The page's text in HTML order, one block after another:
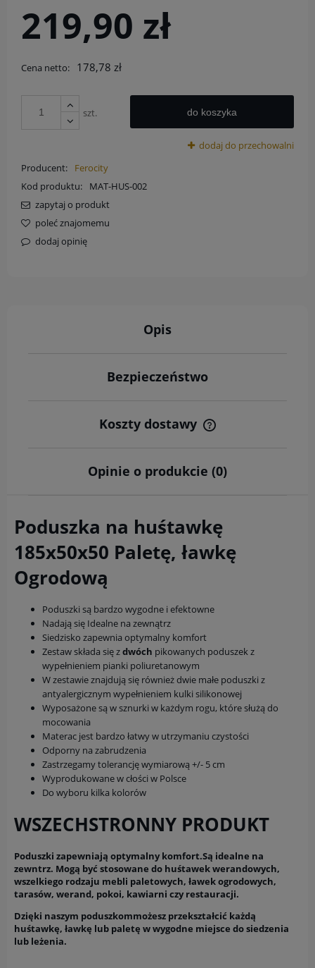
219,90 zł
Cena netto: 178,78 zł
szt. do koszyka
dodaj do przechowalni
Producent:
Ferocity
Kod produktu:
MAT-HUS-002
zapytaj o produkt
poleć znajomemu
dodaj opinię
Opis
Bezpieczeństwo
Koszty dostawy
Cena nie zawiera ewentualnych kosztów płatności
Opinie o produkcie (0)
Poduszka na huśtawkę
185x50x50 Paletę, ławkę
Ogrodową
Poduszki są bardzo wygodne i efektowne
Nadają się Idealne na zewnątrz
Siedzisko zapewnia optymalny komfort
Zestaw składa się zdwóch pikowanych poduszek z
wypełnieniem pianki poliuretanowym
W zestawie znajdują się również dwie małe poduszki z
antyalergicznym wypełnieniem kulki silikonowej
Wyposażone są w sznurki w każdym rogu, które służą do
mocowania
Materac jest bardzo łatwy w utrzymaniu czystości
Odporny na zabrudzenia
Zastrzegamy tolerancję wymiarową +/- 5 cm
Wyprodukowane w cłości w Polsce
Do wyboru kilka kolorów
WSZECHSTRONNY PRODUKT
Poduszki zapewniają optymalny komfort.Są idealne na
zewntrz. Mogą być stosowane do huśtawek werandowych,
wszelkiego rodzaju mebli paletowych, ławek ogrodowych,
tarasów, werand, pokoi, kawiarni czy restauracji.
Dzięki naszym poduszkommożesz przekształcić każdą
huśtawkę, ławkę lub paletę w wygodne miejsce do siedzenia
lub leżenia.